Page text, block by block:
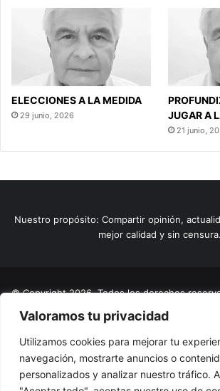
Valoramos tu privacidad
Utilizamos cookies para mejorar tu
navegación, mostrarte anuncios o
personalizados y analizar nuestro tráfico.
ELECCIONES A LA MEDIDA
29 junio, 2026
JUGAR A
21 junio,
Nuestro propósito: Compartir opinión,
mejor calidad y sin censura.
© Copyright 2026, Todos los derechos
SAS BICNit 901228106
Home
Actualidad Variedades Opinion
El Tinteadero
Caricaturas